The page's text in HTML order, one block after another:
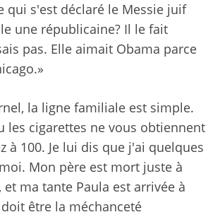
qui s'est déclaré le Messie juif
une républicaine? Il le fait
pas. Elle aimait Obama parce
la ligne familiale est simple.
les cigarettes ne vous obtiennent
à 100. Je lui dis que j'ai quelques
Mon père est mort juste à
et ma tante Paula est arrivée à
doit être la méchanceté